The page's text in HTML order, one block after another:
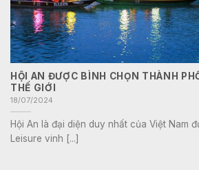
HỘI AN ĐƯỢC BÌNH CHỌN THÀNH
THẾ GIỚI
18/07/2024
Hội An là đại diện duy nhất của Việt Nam
Leisure vinh [...]